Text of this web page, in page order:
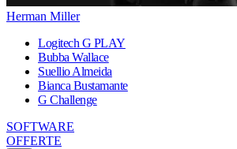
Herman Miller
Logitech G PLAY
Bubba Wallace
Suellio Almeida
Bianca Bustamante
G Challenge
SOFTWARE
OFFERTE